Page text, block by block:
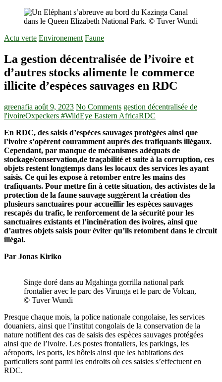
Actu verte Environement Faune
La gestion décentralisée de l’ivoire et
d’autres stocks alimente le commerce
illicite d’espèces sauvages en RDC
greenafia août 9, 2023 No Comments gestion décentralisée de
l'ivoireOxpeckers #WildEye Eastern AfricaRDC
En RDC, des saisis d’espèces sauvages protégées ainsi que
l’ivoire s’opèrent couramment auprès des trafiquants illégaux.
Cependant, par manque de mécanismes adéquats de
stockage/conservation,de traçabilité et suite à la corruption, ces
objets restent longtemps dans les locaux des services les ayant
saisis. Ce qui les expose à retomber entre les mains des
trafiquants. Pour mettre fin à cette situation, des activistes de la
protection de la faune sauvage suggèrent la création des
plusieurs sanctuaires pour accueillir les espèces sauvages
rescapés du trafic, le renforcement de la sécurité pour les
sanctuaires existants et l’incinération des ivoires, ainsi que
d’autres objets saisis pour éviter qu’ils retombent dans le circuit
illégal.
Par Jonas Kiriko
Singe doré dans au Mgahinga gorrilla national park
frontalier avec le parc des Virunga et le parc de Volcan,
© Tuver Wundi
Presque chaque mois, la police nationale congolaise, les services
douaniers, ainsi que l’institut congolais de la conservation de la
nature notifient des cas de saisis des espèces sauvages protégées
ainsi que de l’ivoire. Les postes frontaliers, les parkings, les
aéroports, les ports, les hôtels ainsi que les habitations des
particuliers sont parmi les endroits où ces saisies s’effectuent en
RDC.